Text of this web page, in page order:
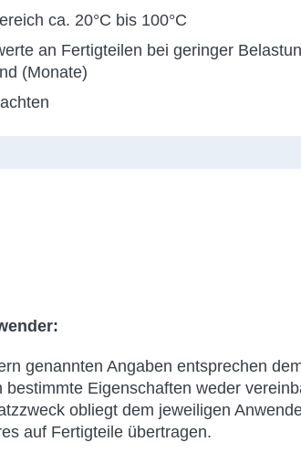
ca. 20°C bis 100°C
an Fertigteilen bei geringer
(Monate)
genannten Angaben entsprechen
bestimmte Eigenschaften weder
obliegt dem jeweiligen
auf Fertigteile übertragen.